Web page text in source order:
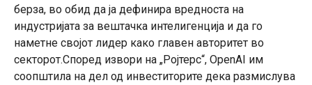
берза, во обид да ја дефинира вредноста на
индустријата за вештачка интелигенција и да го
наметне својот лидер како главен авторитет во
секторот.Според извори на „Ројтерс“, OpenAI им
соопштила на дел од инвеститорите дека размислува